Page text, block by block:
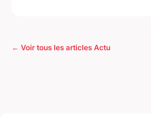
← Voir tous les articles Actu